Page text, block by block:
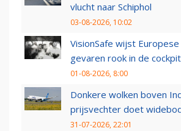
vlucht naar Schiphol
03-08-2026, 10:02
VisionSafe wijst
gevaren rook in de cockpit
01-08-2026, 8:00
Donkere wolken boven
prijsvechter doet
31-07-2026, 22:01